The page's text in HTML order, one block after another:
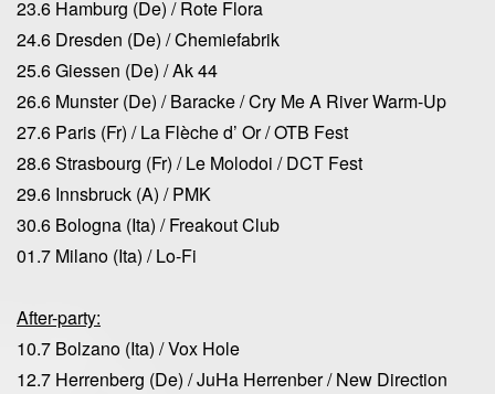
23.6 Hamburg (De) / Rote Flora
24.6 Dresden (De) / Chemiefabrik
25.6 Giessen (De) / Ak 44
26.6 Munster (De) / Baracke / Cry Me A River Warm-Up
27.6 Paris (Fr) / La Flèche d’ Or / OTB Fest
28.6 Strasbourg (Fr) / Le Molodoi / DCT Fest
29.6 Innsbruck (A) / PMK
30.6 Bologna (Ita) / Freakout Club
01.7 Milano (Ita) / Lo-Fi
After-party:
10.7 Bolzano (Ita) / Vox Hole
12.7 Herrenberg (De) / JuHa Herrenber / New Direction